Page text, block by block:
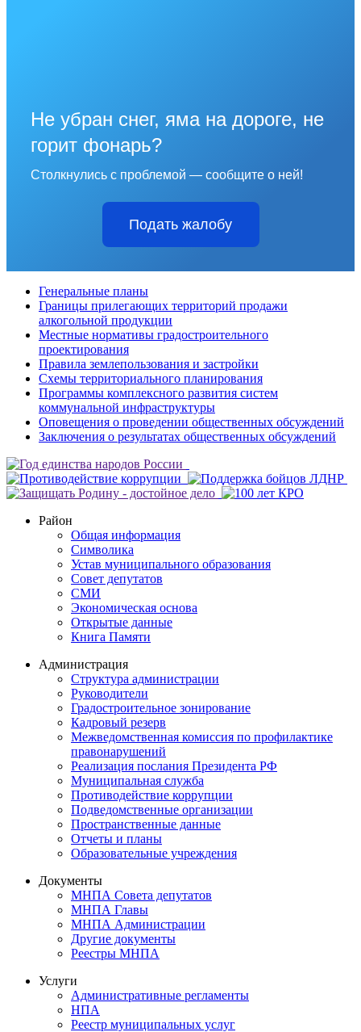
Не убран снег, яма на дороге, не
горит фонарь?
Столкнулись с проблемой — сообщите о ней!
Подать жалобу
Генеральные планы
Границы прилегающих территорий продажи
алкогольной продукции
Местные нормативы градостроительного
проектирования
Правила землепользования и застройки
Схемы территориального планирования
Программы комплексного развития систем
коммунальной инфраструктуры
Оповещения о проведении общественных обсуждений
Заключения о результатах общественных обсуждений
Район
Общая информация
Символика
Устав муниципального образования
Совет депутатов
СМИ
Экономическая основа
Открытые данные
Книга Памяти
Администрация
Структура администрации
Руководители
Градостроительное зонирование
Кадровый резерв
Межведомственная комиссия по профилактике
правонарушений
Реализация послания Президента РФ
Муниципальная служба
Противодействие коррупции
Подведомственные организации
Пространственные данные
Отчеты и планы
Образовательные учреждения
Документы
МНПА Совета депутатов
МНПА Главы
МНПА Администрации
Другие документы
Реестры МНПА
Услуги
Административные регламенты
НПА
Реестр муниципальных услуг